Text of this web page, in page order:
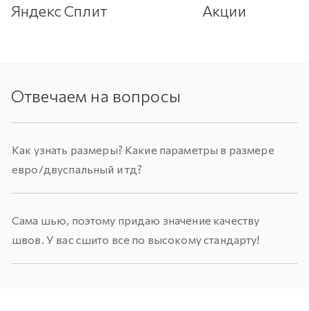
Яндекс Сплит Акции
Отвечаем на вопросы
Как узнать размеры? Какие параметры в размере
евро/двуспальный и тд?
Сама шью, поэтому придаю значение качеству
швов. У вас сшито все по высокому стандарту!